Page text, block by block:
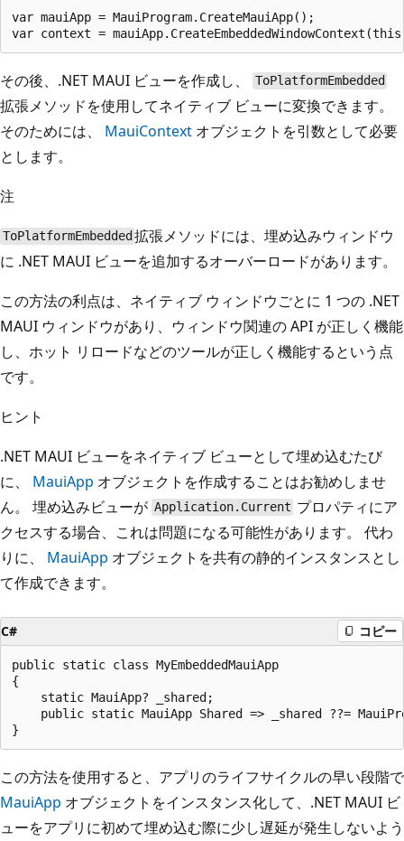
var mauiApp = MauiProgram.CreateMauiApp();
その後、.NET MAUI ビューを作成し、 ToPlatformEmbedded
拡張メソッドを使用してネイティブ ビューに変換できます。
そのためには、 MauiContext オブジェクトを引数として必要
とします。
注
ToPlatformEmbedded 拡張メソッドには、埋め込みウィンドウ
に .NET MAUI ビューを追加するオーバーロードがあります。
この方法の利点は、ネイティブ ウィンドウごとに 1 つの .NET
MAUI ウィンドウがあり、ウィンドウ関連の API が正しく機能
し、ホット リロードなどのツールが正しく機能するという点
です。
ヒント
.NET MAUI ビューをネイティブ ビューとして埋め込むたび
に、 MauiApp オブジェクトを作成することはお勧めしませ
ん。 埋め込みビューが Application.Current プロパティにア
クセスする場合、これは問題になる可能性があります。 代わ
りに、 MauiApp オブジェクトを共有の静的インスタンスとし
て作成できます。
C# コピー
public static class MyEmbeddedMauiApp
{
    static MauiApp? _shared;
public static MauiApp Shared => _shared ??=
この方法を使用すると、アプリのライフサイクルの早い段階で
MauiApp オブジェクトをインスタンス化して、.NET MAUI ビ
ューをアプリに初めて埋め込む際に少し遅延が発生しないよう